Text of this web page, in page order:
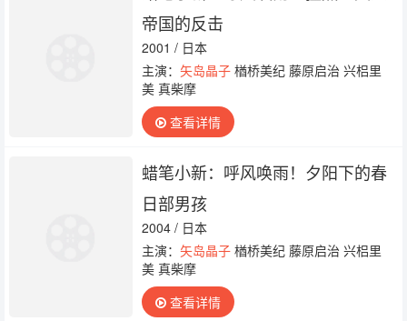
帝国的反击
2001 / 日本
主演： 矢岛晶子楢桥美纪 藤原启治 兴梠里
美 真柴摩
查看详情
蜡笔小新：呼风唤雨！夕阳下的春
日部男孩
2004 / 日本
主演： 矢岛晶子楢桥美纪 藤原启治 兴梠里
美 真柴摩
查看详情